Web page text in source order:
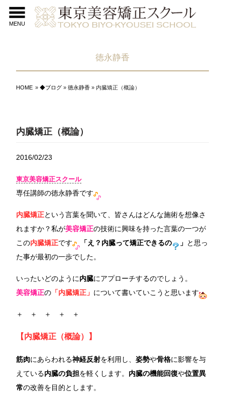
MENU
徳永静香
HOME »◆ブログ »徳永静香 » 内臓矯正（概論）
内臓矯正（概論）
2016/02/23
東京美容矯正スクール
専任講師の徳永静香です
内臓矯正という言葉を聞いて、皆さんはどんな施術を想像さ
れますか？私が美容矯正の技術に興味を持った言葉の一つが
この内臓矯正です 「え？内臓って矯正できるの 」 と思っ
た事が最初の一歩でした。
いったいどのように内臓にアプローチするのでしょう。
美容矯正の 「内臓矯正」 について書いていこうと思います
＋ ＋ ＋ ＋ ＋
【内臓矯正（概論）】
筋肉にあらわれる神経反射を利用し、姿勢や骨格に影響を与
えている内臓の負担を軽くします。 内臓の機能回復や位置異
常の改善を目的とします。